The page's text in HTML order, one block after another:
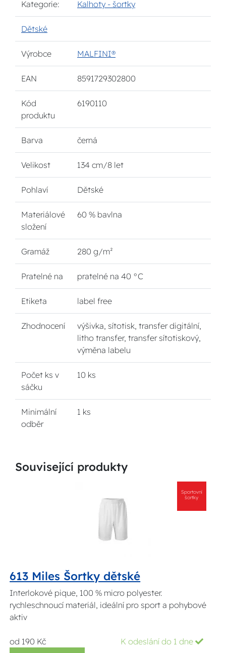
Kategorie: Kalhoty - šortky
Dětské
Výrobce MALFINI®
EAN 8591729302800
Kód
produktu
6190110
Barva černá
Velikost 134 cm/8 let
Pohlaví Dětské
Materiálové
složení
60 % bavlna
Gramáž 280 g/m²
Pratelné na pratelné na 40 °C
Etiketa label free
Zhodnocení
výšivka, sítotisk, transfer digitální,
litho transfer, transfer sítotiskový,
výměna labelu
Počet ks v
sáčku
10 ks
Minimální
odběr
1 ks
Související produkty
Sportovní
šortky
613 Miles Šortky dětské
Interlokové pique, 100 % micro polyester.
rychleschnoucí materiál, ideální pro sport a pohybové
aktiv
od 190 Kč K odeslání do 1 dne